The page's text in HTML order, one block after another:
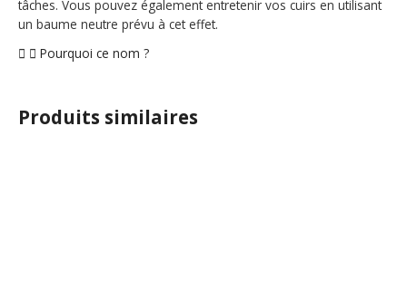
tâches. Vous pouvez également entretenir vos cuirs en utilisant
un baume neutre prévu à cet effet.
Pourquoi ce nom ?
Produits similaires